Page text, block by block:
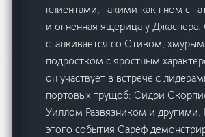
клиентами, такими как гном с
и огненная ящерица у
сталкивается со Стивом, хмурым
подростком с яростным
он участвует в встрече с
портовых трущоб: Сидри
Уиллом Развязником и другими.
этого события Сареф